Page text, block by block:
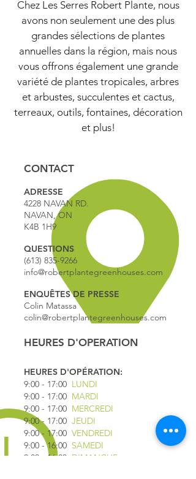
Chez Les Serres Robert Plante, nous
avons non seulement une des plus
grandes sélections de plantes
annuelles dans la région, mais nous
vous offrons également une grande
variété de plantes tropicales, arbres
et arbustes, succulentes et cactus,
terreaux, outils, fontaines, décoration
et plus!
CONTACT
ADRESSE
4228 NAVAN RD.
NAVAN, ON
K4B 1H9
QUESTIONS
(613) 835-9266
info@robertplantegreenhouses.com
ENQUÊTES DE PRESSE
Colin Matassa
colin@robertplantegreenhouses.com
HEURES D'OPERATION
HEURES D'OPÉRATION:
9:00 - 17:00 LUNDI
9:00 - 17:00 MARDI
9:00 - 17:00 MERCREDI
9:00 - 17:00 JEUDI
9:00 - 17:00 VENDREDI
9:00 - 16:00 SAMEDI
9:00 - 16:00 DIMANCHE